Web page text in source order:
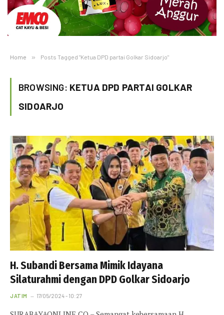
Home » Posts Tagged "Ketua DPD partai Golkar Sidoarjo"
BROWSING: KETUA DPD PARTAI GOLKAR
SIDOARJO
H. Subandi Bersama Mimik Idayana
Silaturahmi dengan DPD Golkar Sidoarjo
JATIM 17/05/2024 - 10:27